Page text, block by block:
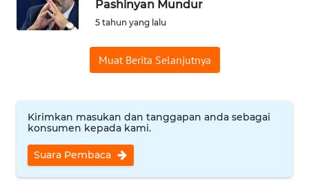
Pashinyan Mundur
5 tahun yang lalu
Muat Berita Selanjutnya
Kirimkan masukan dan tanggapan anda sebagai
konsumen kepada kami.
Suara Pembaca
WN
LAMPUNG
WN